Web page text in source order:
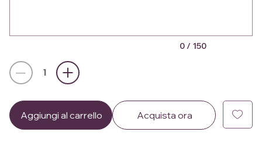
0 / 150
Aggiungi al carrello Acquista ora